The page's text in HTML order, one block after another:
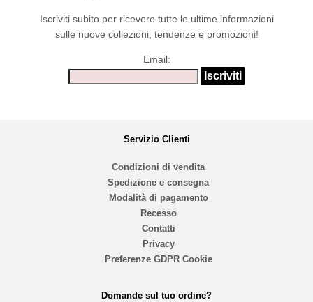
Iscriviti subito per ricevere tutte le ultime informazioni
sulle nuove collezioni, tendenze e promozioni!
Email:
Servizio Clienti
Condizioni di vendita
Spedizione e consegna
Modalità di pagamento
Recesso
Contatti
Privacy
Preferenze GDPR Cookie
Domande sul tuo ordine?